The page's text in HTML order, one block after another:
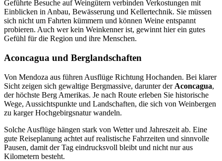
Geführte Besuche auf Weingütern verbinden Verkostungen mit
Einblicken in Anbau, Bewässerung und Kellertechnik. Sie müssen
sich nicht um Fahrten kümmern und können Weine entspannt
probieren. Auch wer kein Weinkenner ist, gewinnt hier ein gutes
Gefühl für die Region und ihre Menschen.
Aconcagua und Berglandschaften
Von Mendoza aus führen Ausflüge Richtung Hochanden. Bei klarer
Sicht zeigen sich gewaltige Bergmassive, darunter der Aconcagua,
der höchste Berg Amerikas. Je nach Route erleben Sie historische
Wege, Aussichtspunkte und Landschaften, die sich von Weinbergen
zu karger Hochgebirgsnatur wandeln.
Solche Ausflüge hängen stark von Wetter und Jahreszeit ab. Eine
gute Reiseplanung achtet auf realistische Fahrzeiten und sinnvolle
Pausen, damit der Tag eindrucksvoll bleibt und nicht nur aus
Kilometern besteht.